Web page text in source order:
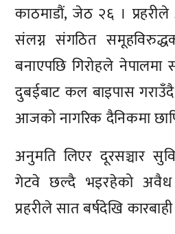
काठमाडौं, जेठ २६ ।
संलग्न संगठित
बनाएपछि गिरोहले नेपालमा
दुबईबाट कल बाइपास
आजको नागरिक दैनिकमा
अनुमति लिएर दूरसञ्चार
गेटवे छल्दै भइरहेको अवैध
प्रहरीले सात बर्षदेखि